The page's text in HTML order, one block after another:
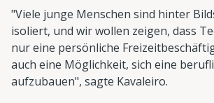
"Viele junge Menschen sind hinter
isoliert, und wir wollen zeigen, dass
nur eine persönliche
auch eine Möglichkeit, sich eine
aufzubauen", sagte Kavaleiro.